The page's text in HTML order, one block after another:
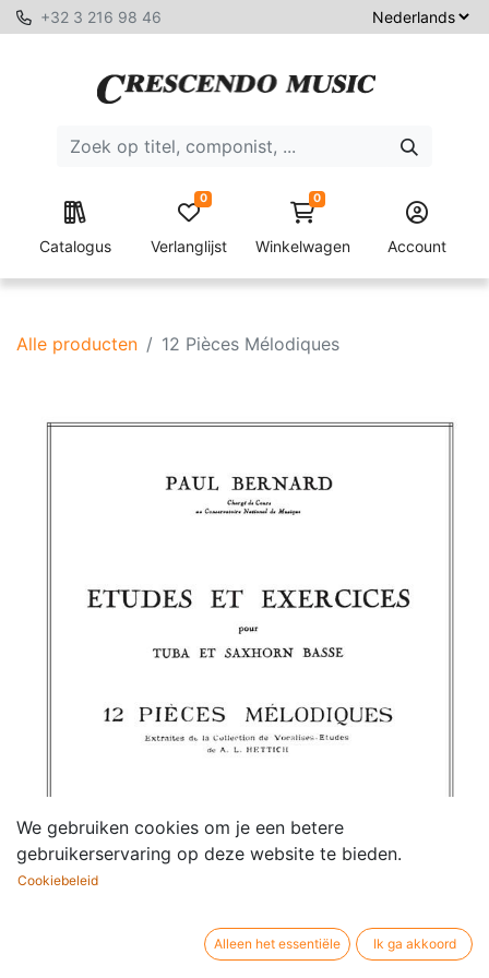
+32 3 216 98 46
Catalogus Verlanglijst
0 0
Winkelwagen Account
Alle producten 12 Pièces Mélodiques
We gebruiken cookies om je een betere
gebruikerservaring op deze website te bieden.
Cookiebeleid
Alleen het essentiële Ik ga akkoord